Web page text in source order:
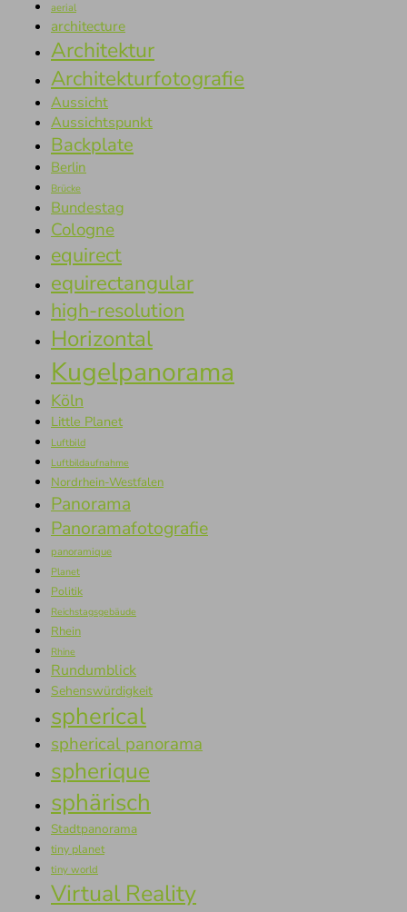
aerial
architecture
Architektur
Architekturfotografie
Aussicht
Aussichtspunkt
Backplate
Berlin
Brücke
Bundestag
Cologne
equirect
equirectangular
high-resolution
Horizontal
Kugelpanorama
Köln
Little Planet
Luftbild
Luftbildaufnahme
Nordrhein-Westfalen
Panorama
Panoramafotografie
panoramique
Planet
Politik
Reichstagsgebäude
Rhein
Rhine
Rundumblick
Sehenswürdigkeit
spherical
spherical panorama
spherique
sphärisch
Stadtpanorama
tiny planet
tiny world
Virtual Reality